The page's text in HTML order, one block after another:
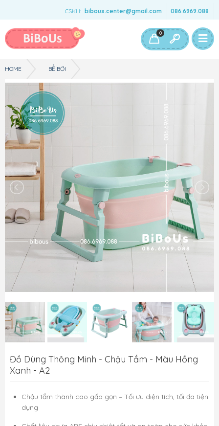
CSKH: bibous.center@gmail.com 086.6969.088
Bé Gái Bé Trai Đồ Chơi & Phụ Kiện 0
HOME BỂ BƠI
ĐỒ DÙNG THÔNG MINH - CHẬU TẮM - MÀU HỒNG XANH - A2
Đồ Dùng Thông Minh - Chậu Tắm - Màu Hồng
Xanh - A2
Chậu tắm thành cao gấp gọn – Tối ưu diện tích, tối đa tiện
dụng